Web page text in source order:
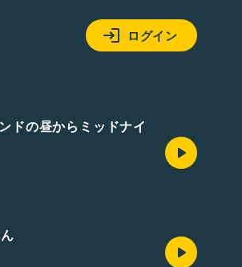
ログイン
ドの昼からミッドナイ